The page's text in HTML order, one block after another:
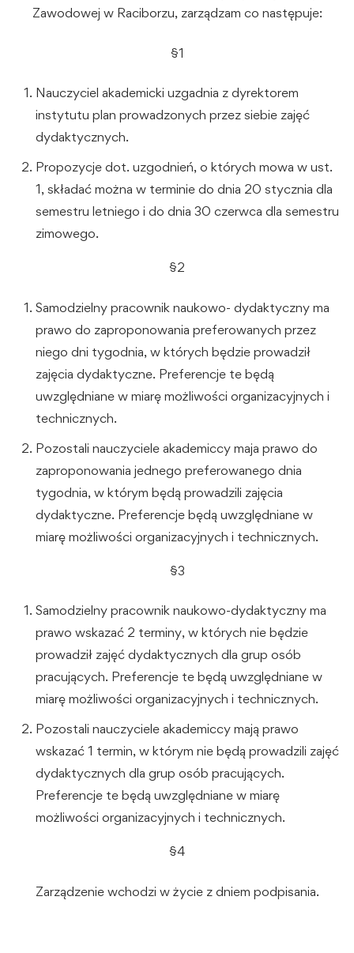
Zawodowej w Raciborzu, zarządzam co następuje:
§1
Nauczyciel akademicki uzgadnia z dyrektorem
instytutu plan prowadzonych przez siebie zajęć
dydaktycznych.
Propozycje dot. uzgodnień, o których mowa w ust.
1, składać można w terminie do dnia 20 stycznia dla
semestru letniego i do dnia 30 czerwca dla semestru
zimowego.
§2
Samodzielny pracownik naukowo- dydaktyczny ma
prawo do zaproponowania preferowanych przez
niego dni tygodnia, w których będzie prowadził
zajęcia dydaktyczne. Preferencje te będą
uwzględniane w miarę możliwości organizacyjnych i
technicznych.
Pozostali nauczyciele akademiccy maja prawo do
zaproponowania jednego preferowanego dnia
tygodnia, w którym będą prowadzili zajęcia
dydaktyczne. Preferencje będą uwzględniane w
miarę możliwości organizacyjnych i technicznych.
§3
Samodzielny pracownik naukowo-dydaktyczny ma
prawo wskazać 2 terminy, w których nie będzie
prowadził zajęć dydaktycznych dla grup osób
pracujących. Preferencje te będą uwzględniane w
miarę możliwości organizacyjnych i technicznych.
Pozostali nauczyciele akademiccy mają prawo
wskazać 1 termin, w którym nie będą prowadzili zajęć
dydaktycznych dla grup osób pracujących.
Preferencje te będą uwzględniane w miarę
możliwości organizacyjnych i technicznych.
§4
Zarządzenie wchodzi w życie z dniem podpisania.